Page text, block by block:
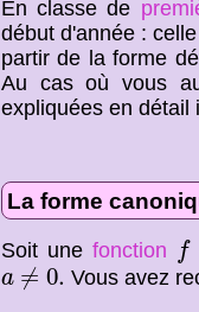
En classe de
début d'année :
partir de la forme
Au cas où vous
expliquées en détail
La forme
Soit une fonction f
f
a ≠ 0.
a≠0. Vous avez